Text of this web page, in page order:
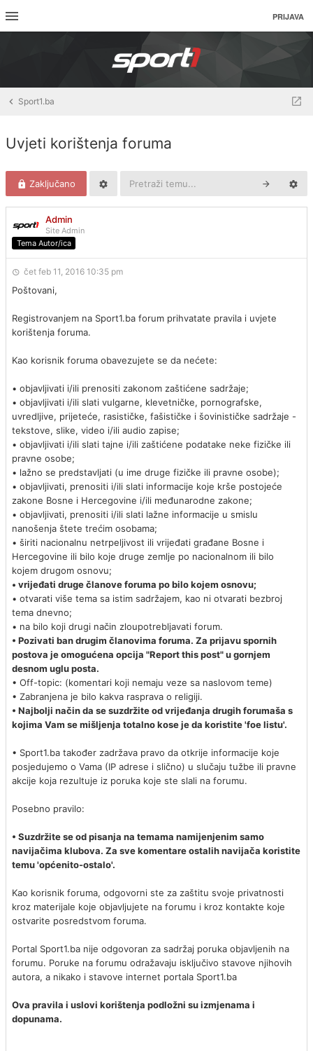
PRIJAVA
Sport1.ba
Uvjeti korištenja foruma
Zaključano
Admin
Site Admin
Tema Autor/ica
čet feb 11, 2016 10:35 pm
Poštovani,
Registrovanjem na Sport1.ba forum prihvatate pravila i uvjete
korištenja foruma.
Kao korisnik foruma obavezujete se da nećete:
• objavljivati i/ili prenositi zakonom zaštićene sadržaje;
• objavljivati i/ili slati vulgarne, klevetničke, pornografske,
uvredljive, prijeteće, rasističke, fašističke i šovinističke sadržaje -
tekstove, slike, video i/ili audio zapise;
• objavljivati i/ili slati tajne i/ili zaštićene podatake neke fizičke ili
pravne osobe;
• lažno se predstavljati (u ime druge fizičke ili pravne osobe);
• objavljivati, prenositi i/ili slati informacije koje krše postojeće
zakone Bosne i Hercegovine i/ili međunarodne zakone;
• objavljivati, prenositi i/ili slati lažne informacije u smislu
nanošenja štete trećim osobama;
• širiti nacionalnu netrpeljivost ili vrijeđati građane Bosne i
Hercegovine ili bilo koje druge zemlje po nacionalnom ili bilo
kojem drugom osnovu;
• vrijeđati druge članove foruma po bilo kojem osnovu;
• otvarati više tema sa istim sadržajem, kao ni otvarati bezbroj
tema dnevno;
• na bilo koji drugi način zloupotrebljavati forum.
• Pozivati ban drugim članovima foruma. Za prijavu spornih
postova je omogućena opcija "Report this post" u gornjem
desnom uglu posta.
• Off-topic: (komentari koji nemaju veze sa naslovom teme)
• Zabranjena je bilo kakva rasprava o religiji.
• Najbolji način da se suzdržite od vrijeđanja drugih forumaša s
kojima Vam se mišljenja totalno kose je da koristite 'foe listu'.
• Sport1.ba također zadržava pravo da otkrije informacije koje
posjedujemo o Vama (IP adrese i slično) u slučaju tužbe ili pravne
akcije koja rezultuje iz poruka koje ste slali na forumu.
Posebno pravilo:
• Suzdržite se od pisanja na temama namijenjenim samo
navijačima klubova. Za sve komentare ostalih navijača koristite
temu 'općenito-ostalo'.
Kao korisnik foruma, odgovorni ste za zaštitu svoje privatnosti
kroz materijale koje objavljujete na forumu i kroz kontakte koje
ostvarite posredstvom foruma.
Portal Sport1.ba nije odgovoran za sadržaj poruka objavljenih na
forumu. Poruke na forumu odražavaju isključivo stavove njihovih
autora, a nikako i stavove internet portala Sport1.ba
Ova pravila i uslovi korištenja podložni su izmjenama i
dopunama.